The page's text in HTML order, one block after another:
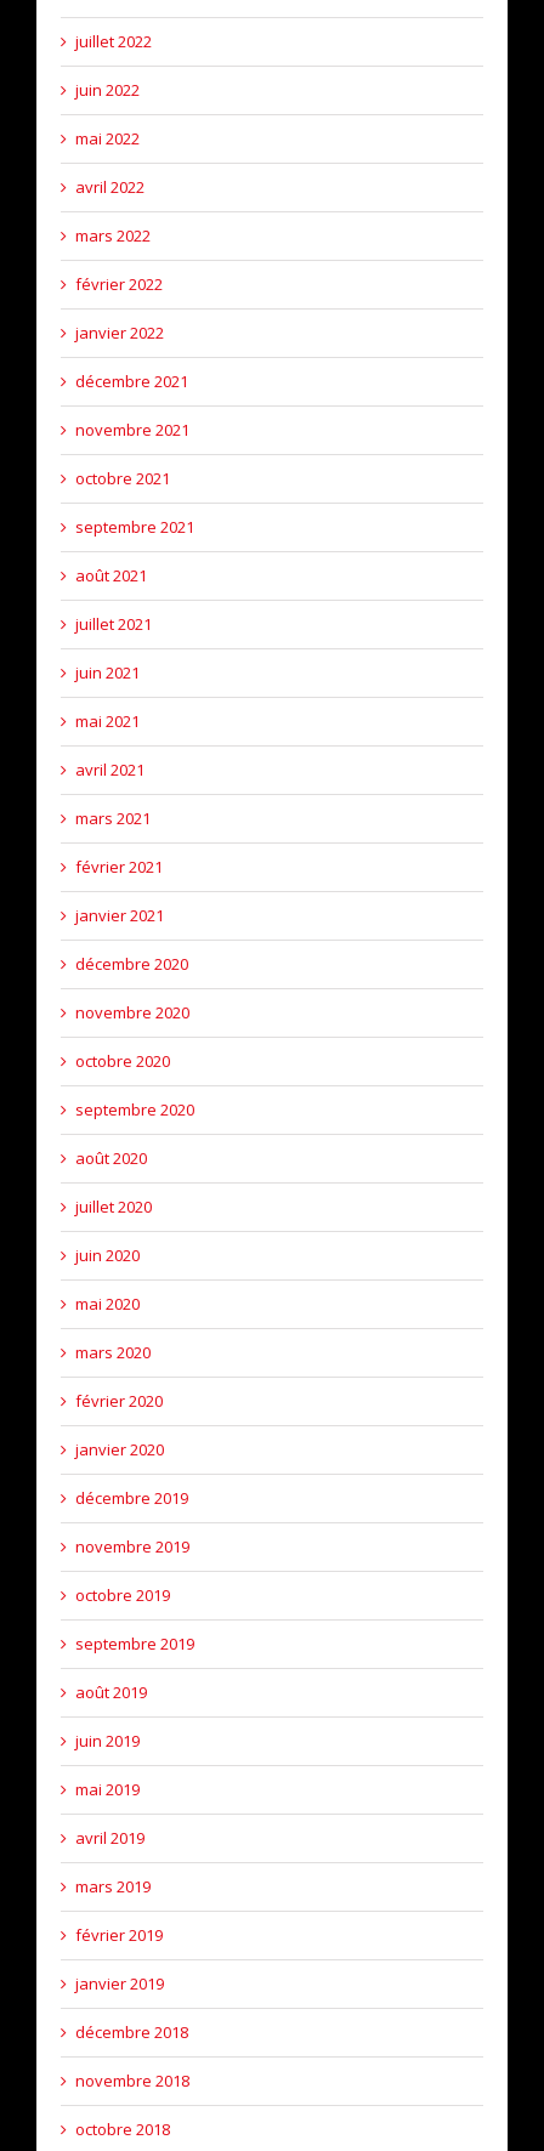
juillet 2022
juin 2022
mai 2022
avril 2022
mars 2022
février 2022
janvier 2022
décembre 2021
novembre 2021
octobre 2021
septembre 2021
août 2021
juillet 2021
juin 2021
mai 2021
avril 2021
mars 2021
février 2021
janvier 2021
décembre 2020
novembre 2020
octobre 2020
septembre 2020
août 2020
juillet 2020
juin 2020
mai 2020
mars 2020
février 2020
janvier 2020
décembre 2019
novembre 2019
octobre 2019
septembre 2019
août 2019
juin 2019
mai 2019
avril 2019
mars 2019
février 2019
janvier 2019
décembre 2018
novembre 2018
octobre 2018